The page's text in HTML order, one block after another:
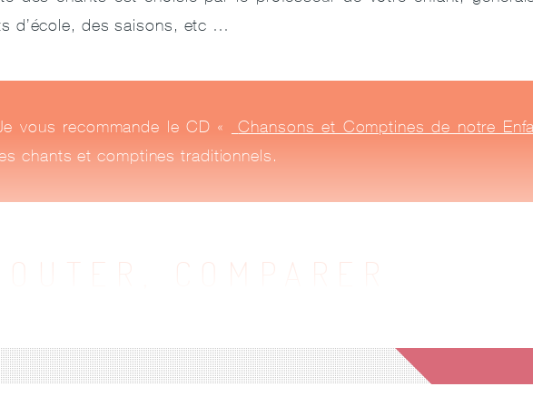
d’école, des saisons, etc …
vous recommande le CD « Chansons et Comptines de notre
chants et comptines traditionnels.
COMPARER